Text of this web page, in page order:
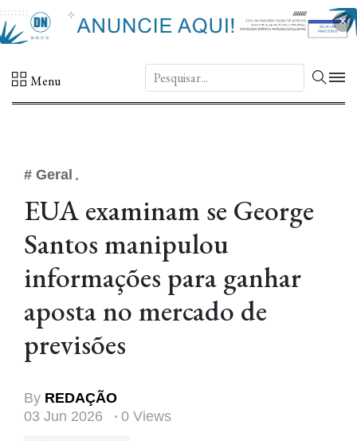
×
Menu DN.
# Geral
EUA examinam se George
Santos manipulou
informações para ganhar
aposta no mercado de
previsões
By REDAÇÃO
03 Jun 2026
0 Views